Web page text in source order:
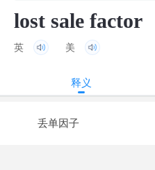
lost sale factor
英 美
释义
丢单因子